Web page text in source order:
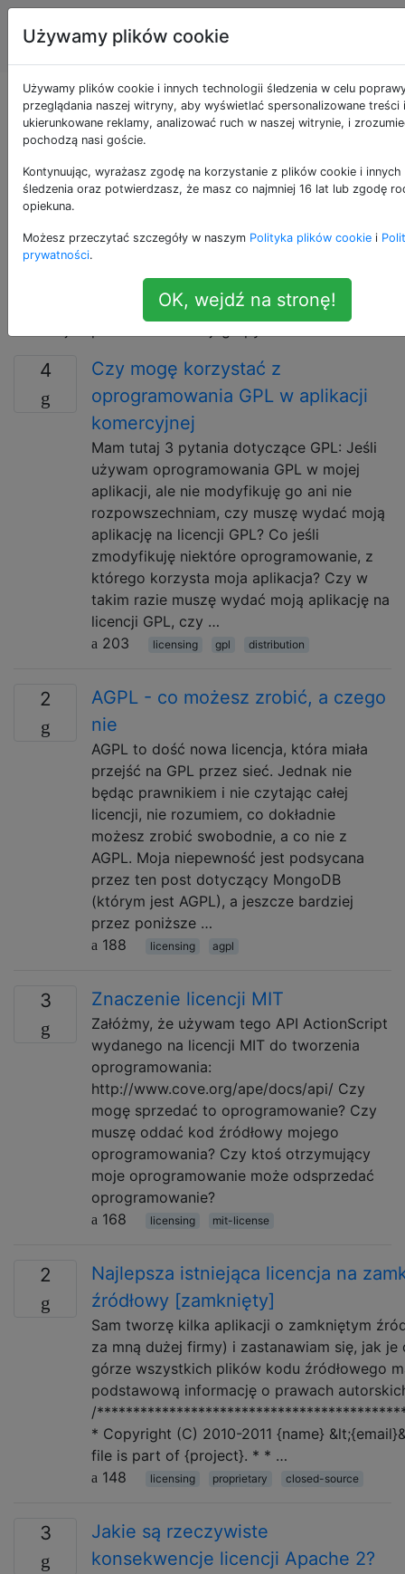
Inżynieria
oprogramowania
Pytania otagowane
jako licensing
Pytania dotyczące wdrażania licencji na
darmowe oprogramowanie lub oprogramowanie typu
open source, UWAŻAJ, ABY TUTAJ. Zamiast tego
sprawdź, czy ** opensource.SE **
(https://opensource.stackexchange.com) nie byłby
4
Czy mogę korzystać z
oprogramowania GPL w aplikacji
komercyjnej
Mam tutaj 3 pytania dotyczące GPL: Jeśli
używam oprogramowania GPL w mojej
aplikacji, ale nie modyfikuję go ani nie
rozpowszechniam, czy muszę wydać moją
aplikację na licencji GPL? Co jeśli
zmodyfikuję niektóre oprogramowanie, z
którego korzysta moja aplikacja? Czy w
takim razie muszę wydać moją aplikację na
licencji GPL, czy …
203
licensing gpl distribution
2
AGPL - co możesz zrobić, a czego
nie
AGPL to dość nowa licencja, która miała
przejść na GPL przez sieć. Jednak nie
będąc prawnikiem i nie czytając całej
licencji, nie rozumiem, co dokładnie
możesz zrobić swobodnie, a co nie z
AGPL. Moja niepewność jest podsycana
przez ten post dotyczący MongoDB
(którym jest AGPL), a jeszcze bardziej
przez poniższe …
188
licensing agpl
3 Znaczenie licencji MIT
Załóżmy, że używam tego API ActionScript
wydanego na licencji MIT do tworzenia
oprogramowania:
http://www.cove.org/ape/docs/api/ Czy
mogę sprzedać to oprogramowanie? Czy
muszę oddać kod źródłowy mojego
oprogramowania? Czy ktoś otrzymujący
moje oprogramowanie może odsprzedać
oprogramowanie?
168
licensing mit-license
2
Najlepsza istniejąca licencja na
źródłowy [zamknięty]
Sam tworzę kilka aplikacji o zamkniętym
za mną dużej firmy) i zastanawiam się, jak je
górze wszystkich plików kodu źródłowego
podstawową informację o prawach
/
* Copyright (C) 2010-2011 {name}
file is part of {project}. * * …
148
licensing proprietary closed-source
3
Jakie są rzeczywiste
konsekwencje licencji Apache 2?
Używamy plików cookie
Używamy plików cookie i innych technologii śledzenia w celu
przeglądania naszej witryny, aby wyświetlać spersonalizowane treści i
ukierunkowane reklamy, analizować ruch w naszej witrynie, i
pochodzą nasi goście.
Kontynuując, wyrażasz zgodę na korzystanie z plików cookie i
śledzenia oraz potwierdzasz, że masz co najmniej 16 lat lub zgodę
opiekuna.
Możesz przeczytać szczegóły w naszym Polityka plików cookie i
prywatności.
OK, wejdź na stronę!